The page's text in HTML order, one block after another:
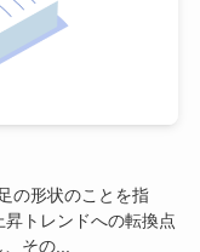
の形状のことを指
トレンドへの転換点
その...